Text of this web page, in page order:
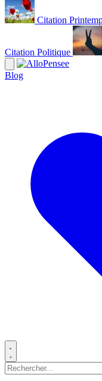
Citation
Citation Politique
Blog